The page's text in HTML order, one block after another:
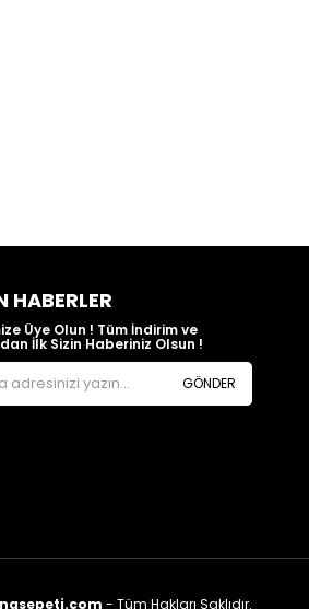
HABERLER
Üye Olun ! Tüm İndirim ve
İlk Sizin Haberiniz Olsun !
GÖNDER
- Tüm Hakları Saklıdır.